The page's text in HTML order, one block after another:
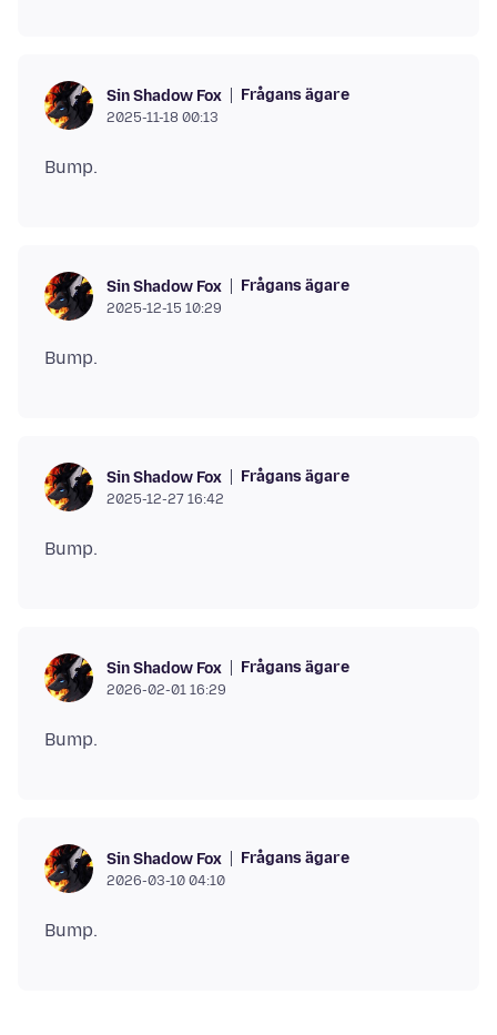
Sin Shadow Fox Frågans ägare
2025-11-18 00:13
Sin Shadow Fox Frågans ägare
2025-12-15 10:29
Sin Shadow Fox Frågans ägare
2025-12-27 16:42
Sin Shadow Fox Frågans ägare
2026-02-01 16:29
Sin Shadow Fox Frågans ägare
2026-03-10 04:10